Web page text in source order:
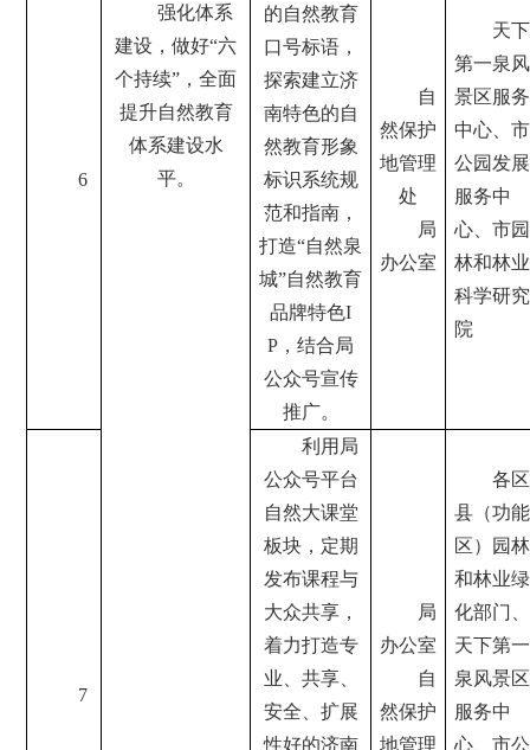
强化体系
建设，做好“六
个持续”，全面
提升自然教育
体系建设水
平。
6
的自然教育
口号标语，
探索建立济
南特色的自
然教育形象
标识系统规
范和指南，
打造“自然泉
城”自然教育
品牌特色I
P，结合局
公众号宣传
推广。
自
然保护
地管理
处
局
办公室
天下
第一泉风
景区服务
中心、市
公园发展
服务中
心、市园
林和林业
科学研究
院
7
利用局
公众号平台
自然大课堂
板块，定期
发布课程与
大众共享，
着力打造专
业、共享、
安全、扩展
性好的济南
局
办公室
自
然保护
地管理
各区
县（功能
区）园林
和林业绿
化部门、
天下第一
泉风景区
服务中
心、市公